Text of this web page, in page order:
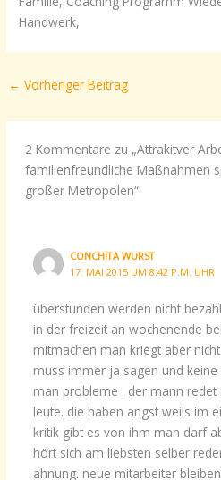
Handwerk,
← Vorheriger Beitrag
2 Kommentare zu „Attrakitver
familienfreundliche Maßnahmen
großer Metropolen“
CONCHITA WURST
17. MAI 2015 UM 8:42 P.M. UHR
überstunden werden nicht
in der freizeit an wochenende
mitmachen man kriegt aber
muss immer ja sagen und
man probleme . der mann redet
leute. die haben angst weils im
kritik gibt es von ihm man darf
hört sich am liebsten selber
ahnung. neue mitarbeiter